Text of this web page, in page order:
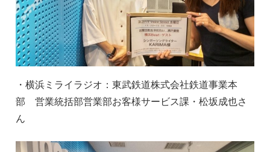
・横浜ミライラジオ：東武鉄道株式会社鉄道事業本
部 営業統括部営業部お客様サービス課・松坂成也さ
ん